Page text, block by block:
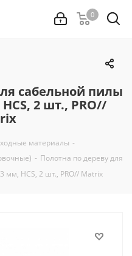
0
сабельной пилы
2 шт., PRO//
материалы -
- Полотна по дереву для
мм, HCS, 2 шт., PRO// Matrix